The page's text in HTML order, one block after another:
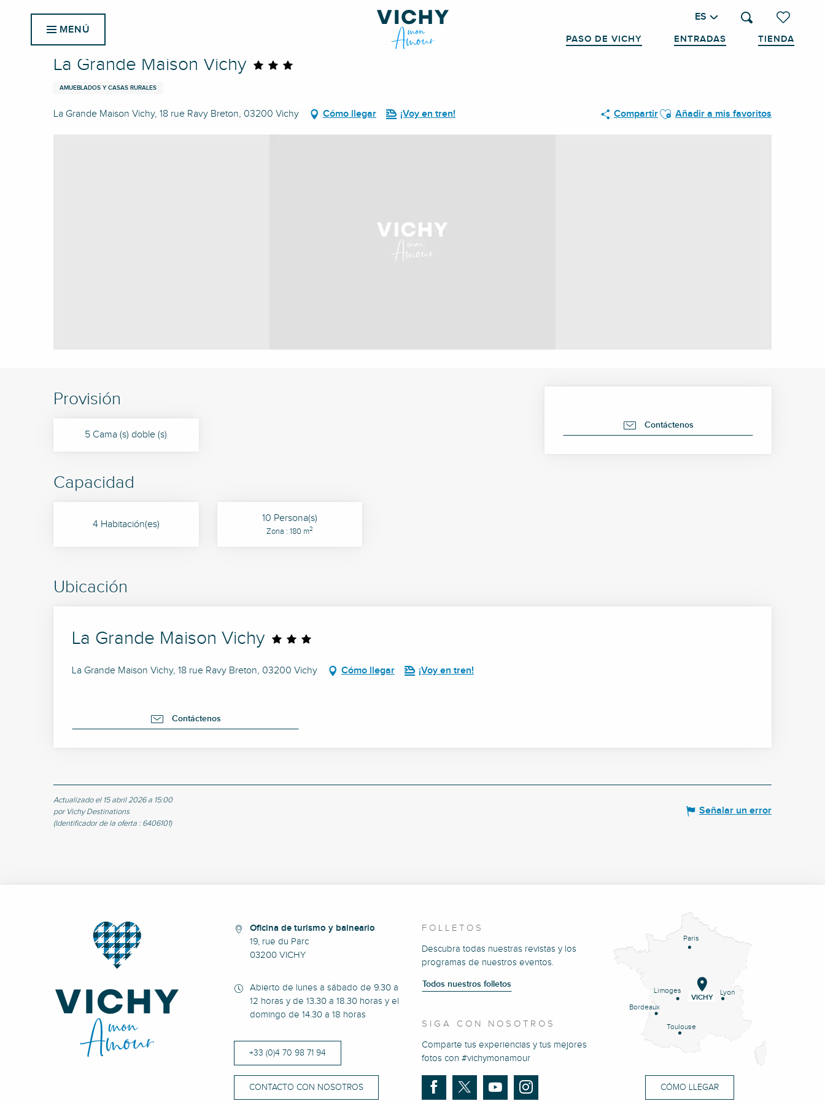
Voir les
Buscar
ES
PASO DE VICHY ENTRADAS TIENDA
MENÚ
Inicio La Grande Maison Vichy
La Grande Maison Vichy
AMUEBLADOS Y CASAS RURALES
La Grande Maison Vichy, 18 rue Ravy Breton, 03200 Vichy Cómo llegar ¡Voy en tren! CompartirAjouter aux favoris
Añadir a mis favoritos
Contáctenos
Provisión
5 Cama (s) doble (s)
Capacidad
4 Habitación(es) 10 Persona(s)
Zona : 180 m2
Ubicación
La Grande Maison Vichy
La Grande Maison Vichy, 18 rue Ravy Breton, 03200 Vichy Cómo llegar ¡Voy en tren!
Contáctenos
Actualizado el 15 abril 2026 a 15:00
por Vichy Destinations
(Identificador de la oferta : 6406101)
Señalar un error
Oficina de turismo y balneario
19, rue du Parc
03200 VICHY
Abierto de lunes a sábado de 9.30 a
12 horas y de 13.30 a 18.30 horas y el
domingo de 14.30 a 18 horas
+33 (0)4 70 98 71 94
CONTACTO CON NOSOTROS
FOLLETOS
Descubra todas nuestras revistas y los
programas de nuestros eventos.
Todos nuestros folletos
SIGA CON NOSOTROS
Comparte tus experiencias y tus mejores
fotos con #vichymonamour
Paris
Lyon
Limoges
Bordeaux
Toulouse
VICHY
CÓMO LLEGAR